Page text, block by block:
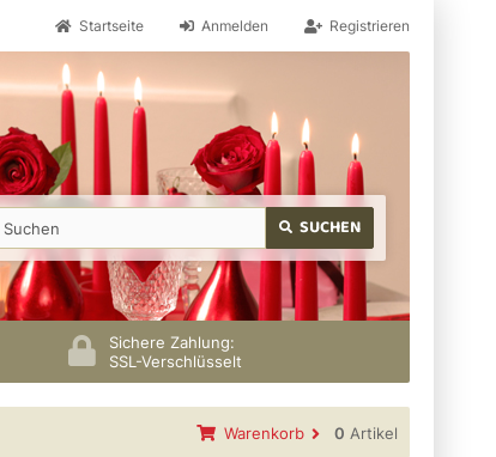
Registrieren
Anmelden
Startseite
SUCHEN
Sichere Zahlung:
SSL-Verschlüsselt
Warenkorb 0 Artikel